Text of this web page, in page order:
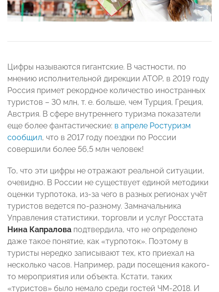
Цифры называются гигантские. В частности, по
мнению исполнительной дирекции АТОР, в 2019 году
Россия примет рекордное количество иностранных
туристов – 30 млн, т. е. больше, чем Турция, Греция,
Австрия. В сфере внутреннего туризма показатели
еще более фантастические: в апреле Ростуризм
сообщил, что в 2017 году поездки по России
совершили более 56,5 млн человек!
То, что эти цифры не отражают реальной ситуации,
очевидно. В России не существует единой методики
оценки турпотока, из-за чего в разных регионах учёт
туристов ведется по-разному. Замначальника
Управления статистики, торговли и услуг Росстата
Нина Капралова подтвердила, что не определено
даже такое понятие, как «турпоток». Поэтому в
туристы нередко записывают тех, кто приехал на
несколько часов. Например, ради посещения какого-
то мероприятия или объекта. Кстати, таких
«туристов» было немало среди гостей ЧМ-2018. И